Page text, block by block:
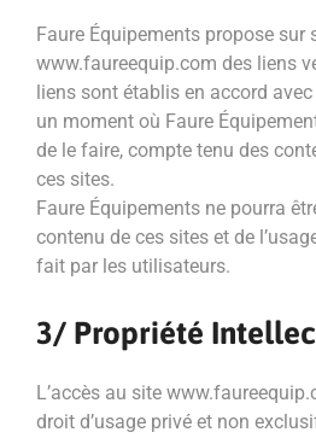
Faure Équipements propose sur
www.faureequip.com des liens
liens sont établis en accord
un moment où Faure
de le faire, compte tenu des
ces sites.
Faure Équipements ne pourra
contenu de ces sites et de
fait par les utilisateurs.
3/ Propriété
L’accès au site
droit d’usage privé et non